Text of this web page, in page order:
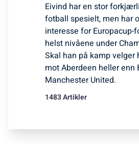
Eivind har en stor
fotball spesielt, men har
interesse for Europacup-
helst nivåene under
Skal han på kamp velger
mot Aberdeen heller enn
Manchester United.
1483 Artikler